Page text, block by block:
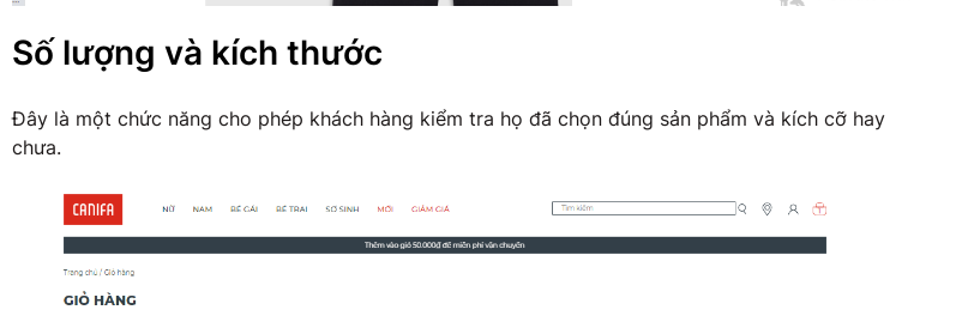
Số lượng và kích thước
Đây là một chức năng cho phép khách hàng kiểm tra họ đã chọn đúng sản phẩm và kích cỡ hay
chưa.